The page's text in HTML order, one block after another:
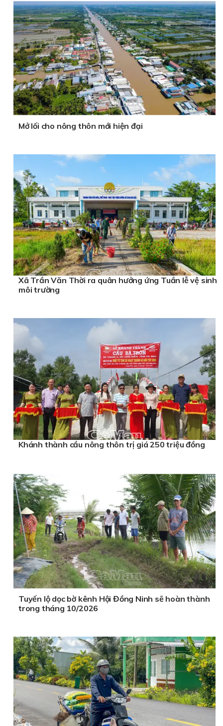
Mở lối cho nông thôn mới hiện đại
Xã Trần Văn Thời ra quân hưởng ứng Tuần lễ vệ sinh
môi trường
Khánh thành cầu nông thôn trị giá 250 triệu đồng
Tuyến lộ dọc bờ kênh Hội Đồng Ninh sẽ hoàn thành
trong tháng 10/2026